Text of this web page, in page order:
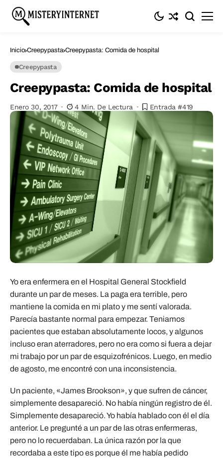
Inicio Creepypasta Creepypasta: Comida de hospital
Creepypasta
Creepypasta: Comida de hospital
Enero 30, 2017 4 Min. De Lectura Entrada #419
Yo era enfermera en el Hospital General Stockfield
durante un par de meses. La paga era terrible, pero
mantiene la comida en mi plato y me sentí valorada.
Parecía bastante normal para empezar. Teniamos
pacientes que estaban absolutamente locos, y algunos
incluso eran aterradores, pero no era como si fuera a dejar
mi trabajo por un par de esquizofrénicos. Luego, en medio
de agosto, me encontré con una inconsistencia.
Un paciente, «James Brookson», y que sufren de cáncer,
simplemente desapareció. No había ningún registro de él.
Simplemente desapareció. Yo había hablado con él el día
anterior. Le pregunté a un par de las otras enfermeras,
pero no lo recuerdaban. La única razón por la que
recordaba a este tipo es porque él me había pedido